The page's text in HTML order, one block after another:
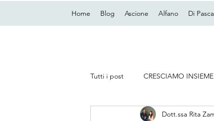
Home Blog Ascione Alfano Di
Tutti i post CRESCIAMO INSIEME
Dott.ssa Rita